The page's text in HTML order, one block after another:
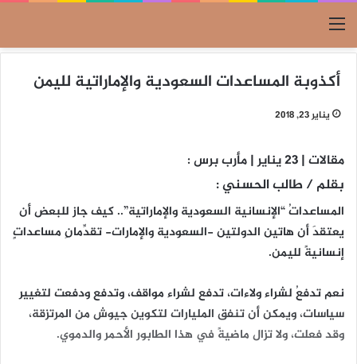
القائمة
أكذوبة المساعدات السعودية والإماراتية لليمن
يناير 23, 2018
مقالات | 23 يناير | مأرب برس :
بقلم / طالب الحسني :
المساعداتُ “الإنسانية السعودية والإماراتية”.. كيف جاز للبعض أن
يعتقدَ أن هاتين الدولتين -السعودية والإمارات- تقدِّمانِ مساعداتٍ
إنسانيةً لليمن.
نعم تدفعُ لشراء ولاءات، تدفع لشراء مواقف، وتدفع ودفعت لتغيير
سياسات، ويمكن أن تنفق المليارات لتكوين جيوش من المرتزقة،
وقد فعلت، ولا تزال ماضيةً في هذا الطابور الأحمر والدموي.